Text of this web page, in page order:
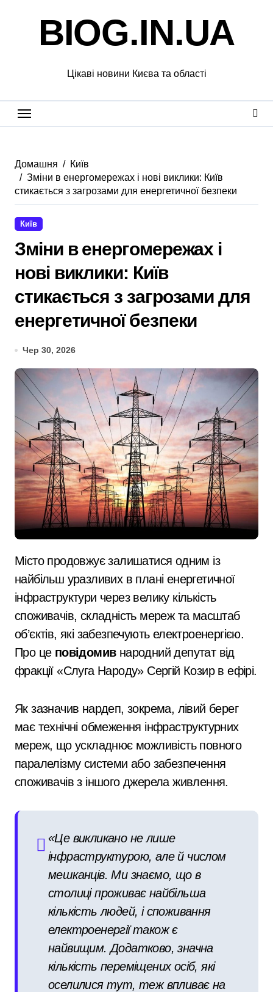
BIOG.IN.UA
Цікаві новини Києва та області
Домашня
Київ
Зміни в енергомережах і нові виклики: Київ
стикається з загрозами для енергетичної безпеки
Київ
Зміни в енергомережах і
нові виклики: Київ
стикається з загрозами для
енергетичної безпеки
Чер 30, 2026
Місто продовжує залишатися одним із
найбільш уразливих в плані енергетичної
інфраструктури через велику кількість
споживачів, складність мереж та масштаб
об’єктів, які забезпечують електроенергією.
Про це повідомивнародний депутат від
фракції «Слуга Народу» Сергій Козир в ефірі.
Як зазначив нардеп, зокрема, лівий берег
має технічні обмеження інфраструктурних
мереж, що ускладнює можливість повного
паралелізму системи або забезпечення
споживачів з іншого джерела живлення.
«Це викликано не лише
інфраструктурою, але й числом
мешканців. Ми знаємо, що в
столиці проживає найбільша
кількість людей, і споживання
електроенергії також є
найвищим. Додатково, значна
кількість переміщених осіб, які
оселилися тут, теж впливає на